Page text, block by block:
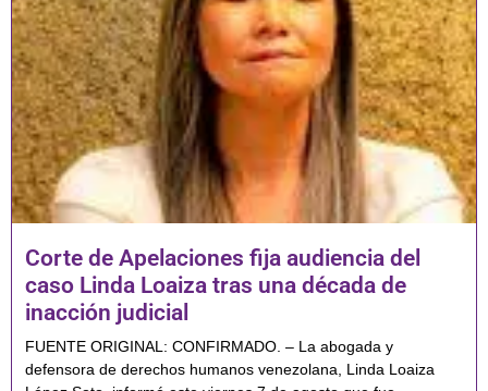
Corte de Apelaciones fija audiencia del
caso Linda Loaiza tras una década de
inacción judicial
FUENTE ORIGINAL: CONFIRMADO. – La abogada y
defensora de derechos humanos venezolana, Linda Loaiza